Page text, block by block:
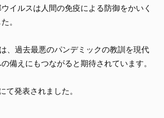
イルスは人間の免疫による防御をかいく
。
、過去最悪のパンデミックの教訓を現代
備えにもつながると期待されています。
て発表されました。